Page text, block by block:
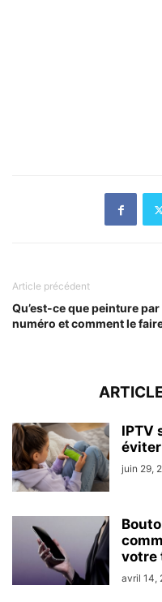
Article précédent
Qu’est-ce que peinture par
numéro et comment le
IPTV
juin 29,
votre
avril 14,